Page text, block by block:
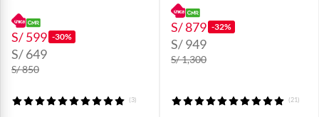
S/ 599 -30%
S/ 649
S/ 850
(3)
S/ 879 -32%
S/ 949
S/ 1,300
(21)